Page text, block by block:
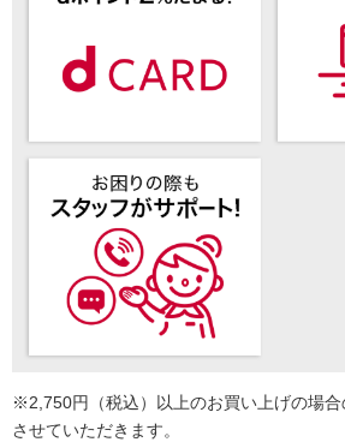
※2,750円（税込）以上のお買い上げの場合
させていただきます。